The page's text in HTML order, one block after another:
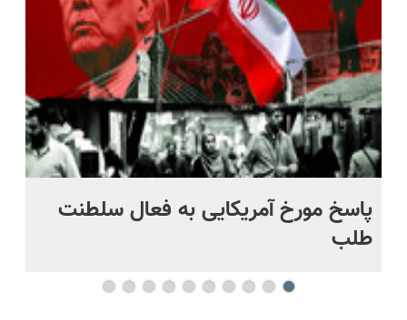
اقساطی😍
خرید
پاسخ مورخ آمریکایی به فعال سلطنت
طلب